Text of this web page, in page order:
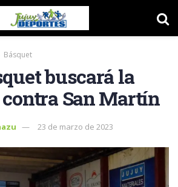
Básquet
buscará la
San Martín
23 de marzo de 2023